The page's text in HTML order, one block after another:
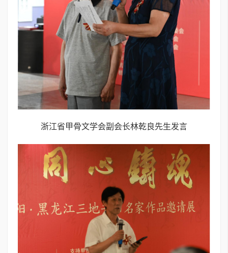
浙江省甲骨文学会副会长林乾良先生发言